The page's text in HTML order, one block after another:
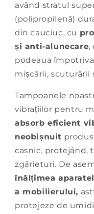
având stratul
(polipropilenă)
din cauciuc, cu
și anti-alunecare,
podeaua
mișcării, scuturării
Tampoanele
vibrațiilor pentru
absorb eficient
neobișnuit
casnic, protejând,
zgârieturi. De
înălțimea
a mobilierului,
protejeze de